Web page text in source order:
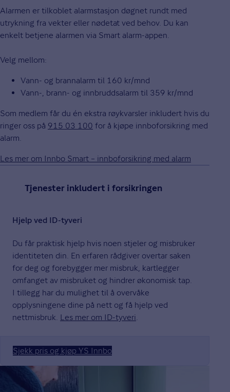
Alarmen er tilkoblet alarmstasjon døgnet rundt med
utrykning fra vekter eller nødetat ved behov. Du kan
enkelt betjene alarmen via Smart alarm-appen.
Velg mellom:
Vann- og brannalarm til 160 kr/mnd
Vann-, brann- og innbruddsalarm til 359 kr/mnd
Som medlem får du én ekstra røykvarsler inkludert hvis du
ringer oss på 915 03 100 for å kjøpe innboforsikring med
alarm.
Les mer om Innbo Smart – innboforsikring med alarm
Tjenester inkludert i forsikringen
Hjelp ved ID-tyveri
Du får praktisk hjelp hvis noen stjeler og misbruker
identiteten din. En erfaren rådgiver overtar saken
for deg og forebygger mer misbruk, kartlegger
omfanget av misbruket og hindrer økonomisk tap.
I tillegg har du mulighet til å overvåke
opplysningene dine på nett og få hjelp ved
nettmisbruk. Les mer om ID-tyveri
Sjekk pris og kjøp YS Innbo